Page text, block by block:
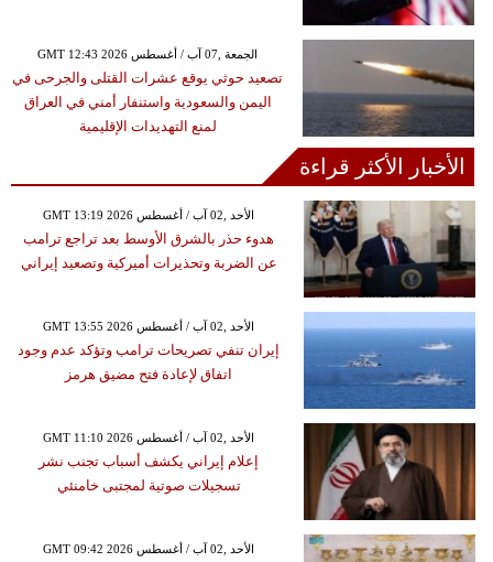
GMT 12:43 2026 الجمعة ,07 آب / أغسطس
تصعيد حوثي يوقع عشرات القتلى والجرحى في
اليمن والسعودية واستنفار أمني في العراق
لمنع التهديدات الإقليمية
الأخبار الأكثر قراءة
GMT 13:19 2026 الأحد ,02 آب / أغسطس
هدوء حذر بالشرق الأوسط بعد تراجع ترامب
عن الضربة وتحذيرات أميركية وتصعيد إيراني
GMT 13:55 2026 الأحد ,02 آب / أغسطس
إيران تنفي تصريحات ترامب وتؤكد عدم وجود
اتفاق لإعادة فتح مضيق هرمز
GMT 11:10 2026 الأحد ,02 آب / أغسطس
إعلام إيراني يكشف أسباب تجنب نشر
تسجيلات صوتية لمجتبى خامنئي
GMT 09:42 2026 الأحد ,02 آب / أغسطس